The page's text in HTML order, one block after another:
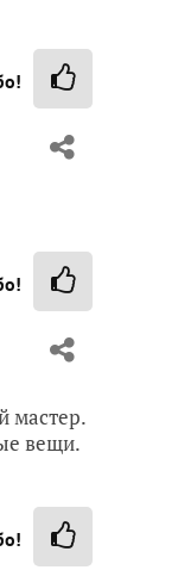
мастер.
вещи.